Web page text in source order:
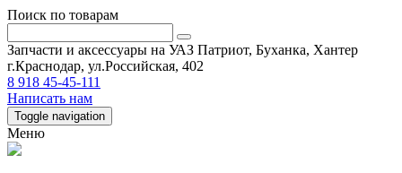
Поиск по товарам
Запчасти и аксессуары на УАЗ Патриот, Буханка, Хантер
г.Краснодар, ул.Российская, 402
8 918 45-45-111
Написать нам
Toggle navigation
Меню